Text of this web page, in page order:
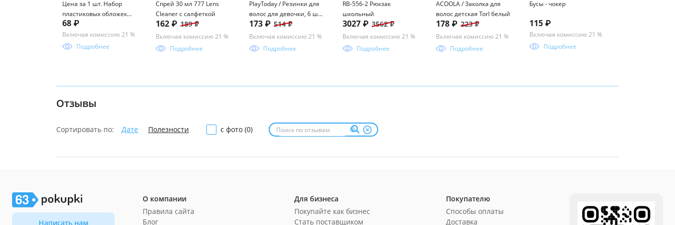
Цена за 1 шт. Набор
пластиковых обложек
ErichKrause Fizzy Clear,
для тетрадей и
дневников, 212х347мм,
68 ₽
Включая комиссию 21 %
Подробнее
Спрей 30 мл 777 Lens
Cleaner с салфеткой
162 ₽ 189 ₽
Включая комиссию 21 %
Подробнее
PlayToday / Резинки для
волос для девочки, 6 шт
в комплекте
173 ₽ 514 ₽
Включая комиссию 21 %
Подробнее
RB-556-2 Рюкзак
школьный
3027 ₽ 3562 ₽
Включая комиссию 21 %
Подробнее
ACOOLA / Заколка для
волос детская Torl белый
178 ₽ 223 ₽
Включая комиссию 21 %
Подробнее
Бусы - чокер
115 ₽
Включая комиссию 21 %
Подробнее
Отзывы
Сортировать по: Дате Полезности с фото (0)
Написать нам
О компании
Правила сайта
Блог
Для бизнеса
Покупайте как бизнес
Стать поставщиком
Покупателю
Способы оплаты
Доставка